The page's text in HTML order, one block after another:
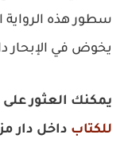
سطور هذه الرواية
يخوض في الإبحار
يمكنك العثور على
للكتاب